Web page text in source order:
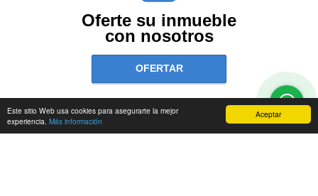
Aceptar
Este sitio Web usa cookies para asegurarte la mejor
experiencia. Más información
Oferte su inmueble
con nosotros
OFERTAR